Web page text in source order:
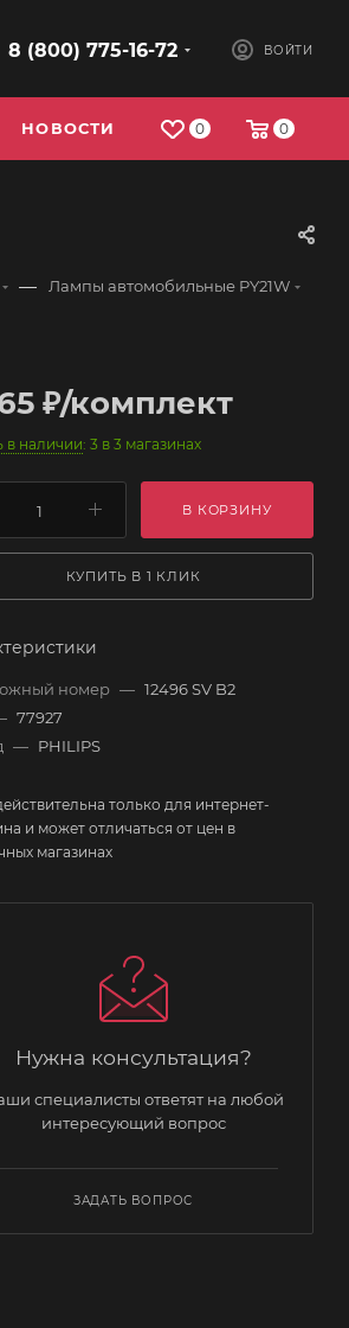
8 (800) 775-16-72 ВОЙТИ
0 0
НОВОСТИ
— Лампы автомобильные PY21W
₽/комплект
в наличии: 3 в 3 магазинах
В КОРЗИНУ
КУПИТЬ В 1 КЛИК
номер — 12496 SV B2
77927
— PHILIPS
только для интернет-
и может отличаться от цен в
магазинах
Нужна консультация?
специалисты ответят на любой
интересующий вопрос
ЗАДАТЬ ВОПРОС